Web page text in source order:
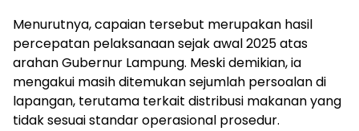
Menurutnya, capaian tersebut merupakan hasil
percepatan pelaksanaan sejak awal 2025 atas
arahan Gubernur Lampung. Meski demikian, ia
mengakui masih ditemukan sejumlah persoalan di
lapangan, terutama terkait distribusi makanan yang
tidak sesuai standar operasional prosedur.